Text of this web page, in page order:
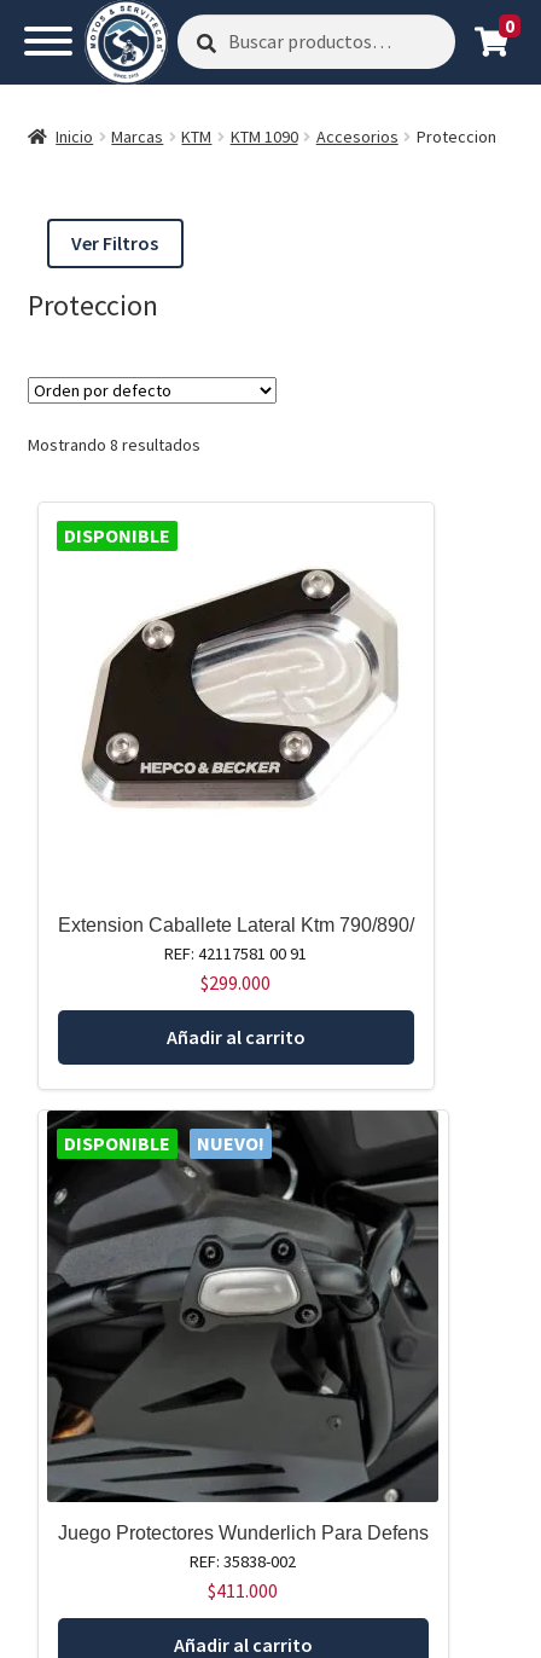
Buscar
por:
Buscar 0
Inicio Marcas KTM KTM 1090 Accesorios Proteccion
Ver Filtros
Proteccion
Mostrando 8 resultados
DISPONIBLE
Extension Caballete Lateral Ktm 790/890/
REF: 42117581 00 91
$299.000
Añadir al carrito
DISPONIBLE NUEVO!
Juego Protectores Wunderlich Para Defens
REF: 35838-002
$411.000
Añadir al carrito